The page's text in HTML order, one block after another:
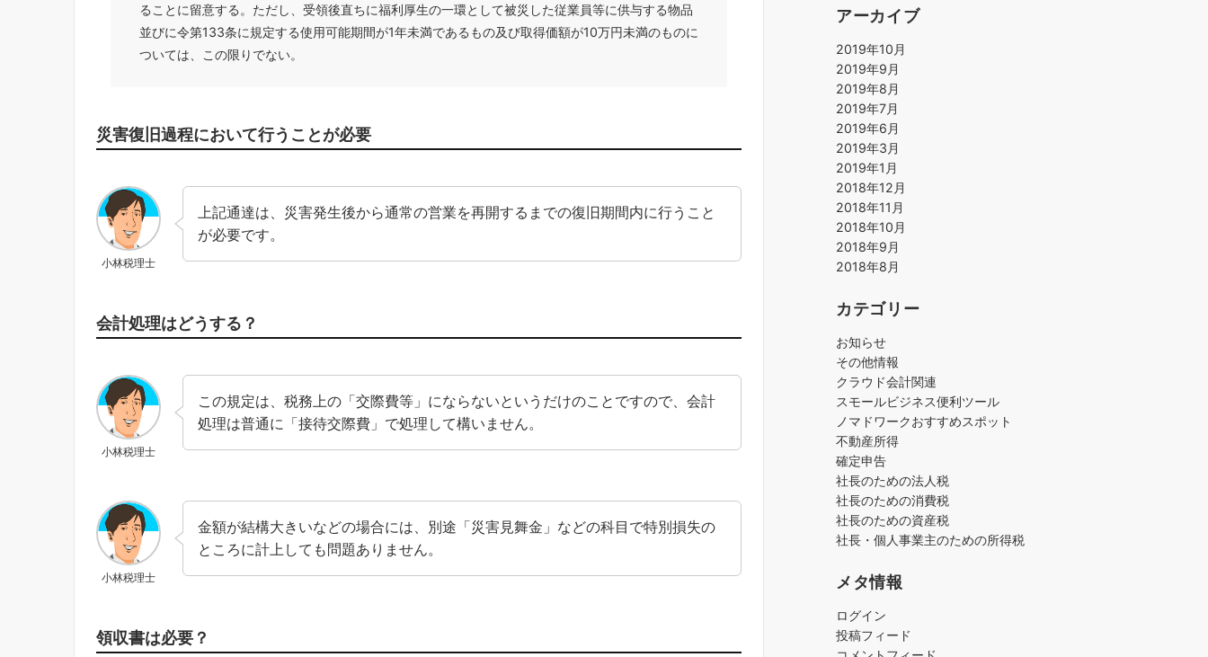
ることに留意する。ただし、受領後直ちに福利厚生の一環として被災した従業員等に供与する物品
並びに令第133条に規定する使用可能期間が1年未満であるもの及び取得価額が10万円未満のものに
ついては、この限りでない。
災害復旧過程において行うことが必要
小林税理士
上記通達は、災害発生後から通常の営業を再開するまでの復旧期間内に行うこと
が必要です。
会計処理はどうする？
小林税理士
この規定は、税務上の「交際費等」にならないというだけのことですので、会計
処理は普通に「接待交際費」で処理して構いません。
小林税理士
金額が結構大きいなどの場合には、別途「災害見舞金」などの科目で特別損失の
ところに計上しても問題ありません。
領収書は必要？
アーカイブ
2019年10月
2019年9月
2019年8月
2019年7月
2019年6月
2019年3月
2019年1月
2018年12月
2018年11月
2018年10月
2018年9月
2018年8月
カテゴリー
お知らせ
その他情報
クラウド会計関連
スモールビジネス便利ツール
ノマドワークおすすめスポット
不動産所得
確定申告
社長のための法人税
社長のための消費税
社長のための資産税
社長・個人事業主のための所得税
メタ情報
ログイン
投稿フィード